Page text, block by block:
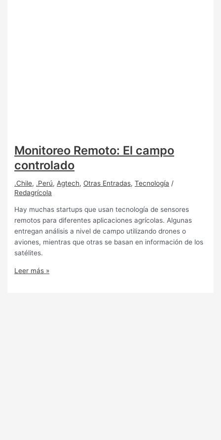
Monitoreo Remoto: El campo
controlado
.Chile, .Perú, Agtech, Otras Entradas,Tecnología /
Redagrícola
Hay muchas startups que usan tecnología de sensores
remotos para diferentes aplicaciones agrícolas. Algunas
entregan análisis a nivel de campo utilizando drones o
aviones, mientras que otras se basan en información de los
satélites.
Leer más »